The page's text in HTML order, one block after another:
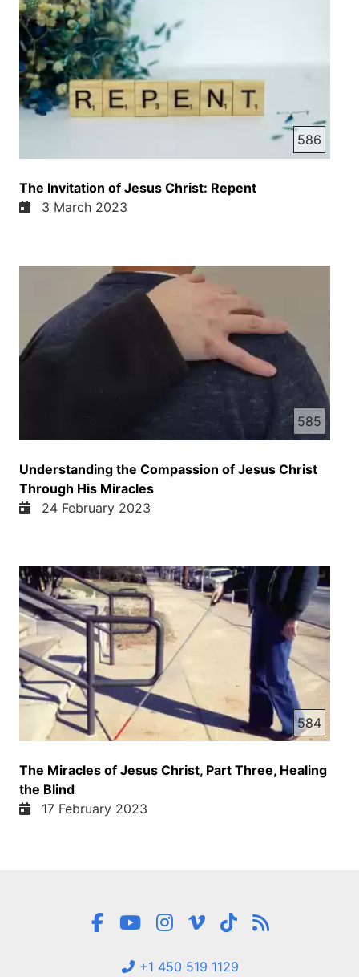
586
The Invitation of Jesus Christ: Repent
3 March 2023
585
Understanding the Compassion of Jesus Christ
Through His Miracles
24 February 2023
584
The Miracles of Jesus Christ, Part Three, Healing
the Blind
17 February 2023
+1 450 519 1129